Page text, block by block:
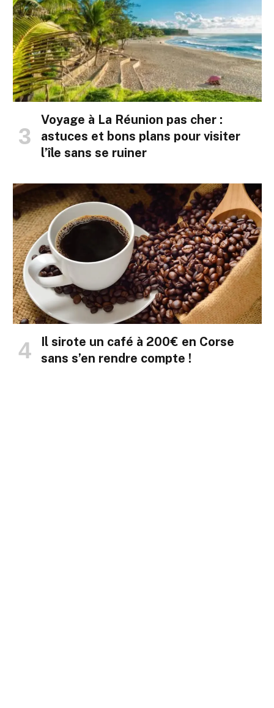
Voyage à La Réunion pas cher :
astuces et bons plans pour visiter
l’île sans se ruiner
Il sirote un café à 200€ en Corse
sans s’en rendre compte !